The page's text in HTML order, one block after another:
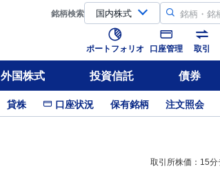
銘柄検索
ポートフォリオ 口座管理 取引
外国株式 投資信託 債券
貸株 口座状況 保有銘柄 注文照会
取引所株価：15分